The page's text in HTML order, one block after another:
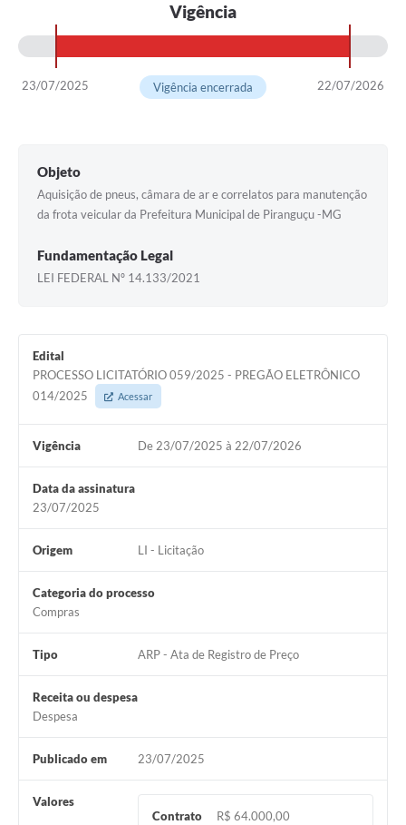
Vigência
23/07/2025 22/07/2026
Vigência encerrada
Objeto
Aquisição de pneus, câmara de ar e correlatos para manutenção
da frota veicular da Prefeitura Municipal de Piranguçu -MG
Fundamentação Legal
LEI FEDERAL Nº 14.133/2021
Edital
PROCESSO LICITATÓRIO 059/2025 - PREGÃO ELETRÔNICO
014/2025
Acessar
Vigência De 23/07/2025 à 22/07/2026
Data da assinatura
23/07/2025
Origem LI - Licitação
Categoria do processo
Compras
Tipo ARP - Ata de Registro de Preço
Receita ou despesa
Despesa
Publicado em 23/07/2025
Valores
Contrato
R$ 64.000,00